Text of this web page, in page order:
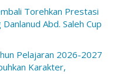
Torehkan Prestasi
Abd. Saleh Cup
Pelajaran 2026-2027
Karakter,